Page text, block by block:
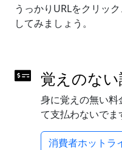
うっかりURLをクリッ
してみましょう。
覚えのな
身に覚えの無い料
て支払わないで
消費者ホットラ